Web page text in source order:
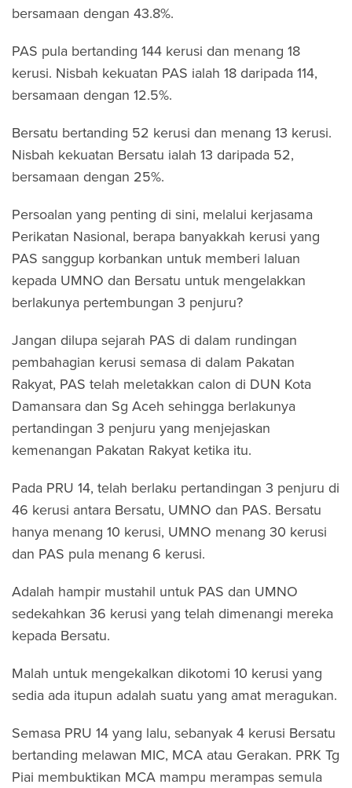
bersamaan dengan 43.8%.
PAS pula bertanding 144 kerusi dan menang 18
kerusi. Nisbah kekuatan PAS ialah 18 daripada 114,
bersamaan dengan 12.5%.
Bersatu bertanding 52 kerusi dan menang 13 kerusi.
Nisbah kekuatan Bersatu ialah 13 daripada 52,
bersamaan dengan 25%.
Persoalan yang penting di sini, melalui kerjasama
Perikatan Nasional, berapa banyakkah kerusi yang
PAS sanggup korbankan untuk memberi laluan
kepada UMNO dan Bersatu untuk mengelakkan
berlakunya pertembungan 3 penjuru?
Jangan dilupa sejarah PAS di dalam rundingan
pembahagian kerusi semasa di dalam Pakatan
Rakyat, PAS telah meletakkan calon di DUN Kota
Damansara dan Sg Aceh sehingga berlakunya
pertandingan 3 penjuru yang menjejaskan
kemenangan Pakatan Rakyat ketika itu.
Pada PRU 14, telah berlaku pertandingan 3 penjuru di
46 kerusi antara Bersatu, UMNO dan PAS. Bersatu
hanya menang 10 kerusi, UMNO menang 30 kerusi
dan PAS pula menang 6 kerusi.
Adalah hampir mustahil untuk PAS dan UMNO
sedekahkan 36 kerusi yang telah dimenangi mereka
kepada Bersatu.
Malah untuk mengekalkan dikotomi 10 kerusi yang
sedia ada itupun adalah suatu yang amat meragukan.
Semasa PRU 14 yang lalu, sebanyak 4 kerusi Bersatu
bertanding melawan MIC, MCA atau Gerakan. PRK Tg
Piai membuktikan MCA mampu merampas semula